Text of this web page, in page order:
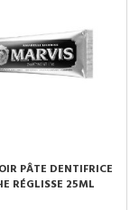
PÂTE DENTIFRICE
RÉGLISSE 25ML